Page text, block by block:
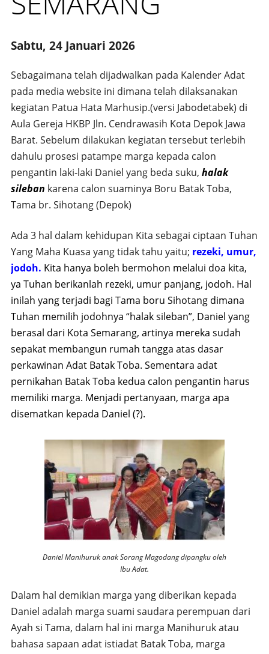
Sabtu, 24 Januari 2026
Sebagaimana telah dijadwalkan pada Kalender Adat
pada media website ini dimana telah dilaksanakan
kegiatan Patua Hata Marhusip.(versi Jabodetabek) di
Aula Gereja HKBP Jln. Cendrawasih Kota Depok Jawa
Barat. Sebelum dilakukan kegiatan tersebut terlebih
dahulu prosesi patampe marga kepada calon
pengantin laki-laki Daniel yang beda suku, halak
sileban karena calon suaminya Boru Batak Toba,
Tama br. Sihotang (Depok)
Ada 3 hal dalam kehidupan Kita sebagai ciptaan Tuhan
Yang Maha Kuasa yang tidak tahu yaitu; rezeki, umur,
jodoh. Kita hanya boleh bermohon melalui doa kita,
ya Tuhan berikanlah rezeki, umur panjang, jodoh. Hal
inilah yang terjadi bagi Tama boru Sihotang dimana
Tuhan memilih jodohnya “halak sileban”, Daniel yang
berasal dari Kota Semarang, artinya mereka sudah
sepakat membangun rumah tangga atas dasar
perkawinan Adat Batak Toba. Sementara adat
pernikahan Batak Toba kedua calon pengantin harus
memiliki marga. Menjadi pertanyaan, marga apa
disematkan kepada Daniel (?).
Daniel Manihuruk anak Sorang Magodang dipangku oleh
Ibu Adat.
Dalam hal demikian marga yang diberikan kepada
Daniel adalah marga suami saudara perempuan dari
Ayah si Tama, dalam hal ini marga Manihuruk atau
bahasa sapaan adat istiadat Batak Toba, marga